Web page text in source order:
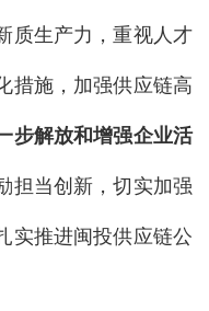
质生产力，重视人才
措施，加强供应链高
步解放和增强企业活
担当创新，切实加强
实推进闽投供应链公